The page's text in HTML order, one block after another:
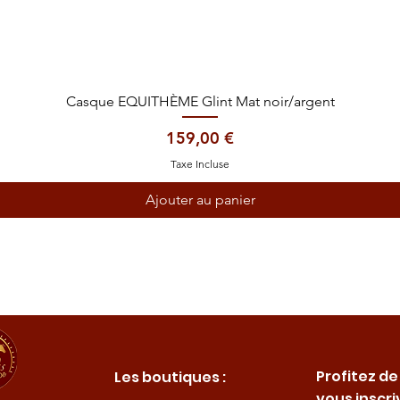
Aperçu rapide
Casque EQUITHÈME Glint Mat noir/argent
Prix
159,00 €
Taxe Incluse
Ajouter au panier
Les boutiques :
Profitez